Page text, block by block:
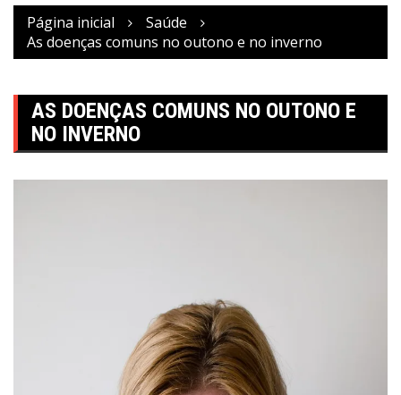
Página inicial
Saúde
As doenças comuns no outono e no inverno
AS DOENÇAS COMUNS NO OUTONO E
NO INVERNO